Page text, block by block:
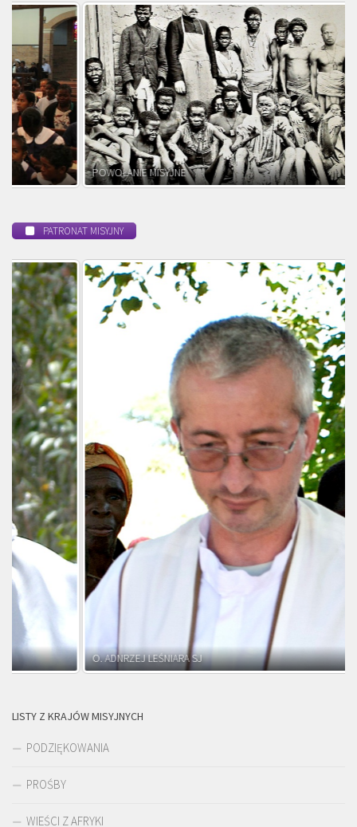
POWOŁANIE MISYJNE
PATRONAT MISYJNY
O. ADNRZEJ LEŚNIARA SJ
LISTY Z KRAJÓW MISYJNYCH
PODZIĘKOWANIA
PROŚBY
WIEŚCI Z AFRYKI